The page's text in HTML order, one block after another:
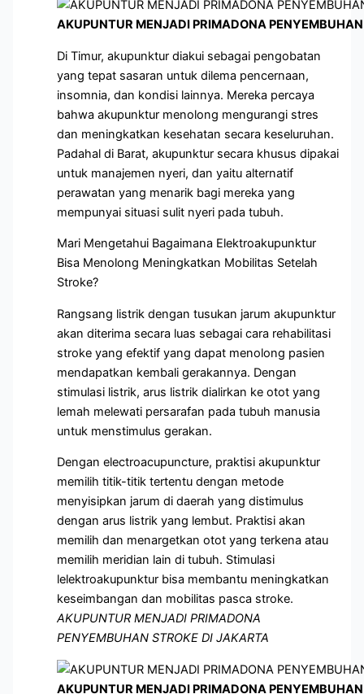
AKUPUNTUR MENJADI PRIMADONA
Di Timur, akupunktur diakui sebagai pengobatan
yang tepat sasaran untuk dilema pencernaan,
insomnia, dan kondisi lainnya. Mereka percaya
bahwa akupunktur menolong mengurangi stres
dan meningkatkan kesehatan secara keseluruhan.
Padahal di Barat, akupunktur secara khusus dipakai
untuk manajemen nyeri, dan yaitu alternatif
perawatan yang menarik bagi mereka yang
mempunyai situasi sulit nyeri pada tubuh.
Mari Mengetahui Bagaimana Elektroakupunktur
Bisa Menolong Meningkatkan Mobilitas Setelah
Stroke?
Rangsang listrik dengan tusukan jarum akupunktur
akan diterima secara luas sebagai cara rehabilitasi
stroke yang efektif yang dapat menolong pasien
mendapatkan kembali gerakannya. Dengan
stimulasi listrik, arus listrik dialirkan ke otot yang
lemah melewati persarafan pada tubuh manusia
untuk menstimulus gerakan.
Dengan electroacupuncture, praktisi akupunktur
memilih titik-titik tertentu dengan metode
menyisipkan jarum di daerah yang distimulus
dengan arus listrik yang lembut. Praktisi akan
memilih dan menargetkan otot yang terkena atau
memilih meridian lain di tubuh. Stimulasi
lelektroakupunktur bisa membantu meningkatkan
keseimbangan dan mobilitas pasca stroke.
AKUPUNTUR MENJADI PRIMADONA
PENYEMBUHAN STROKE DI JAKARTA
AKUPUNTUR MENJADI PRIMADONA